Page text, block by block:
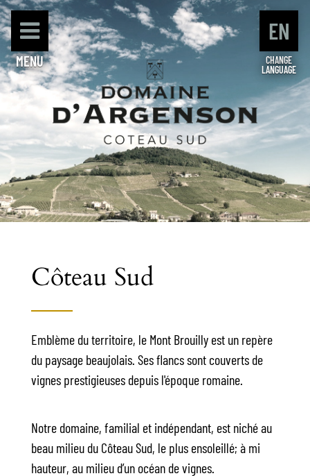
MENU
EN
CHANGE
LANGUAGE
Domaine d'Argenson
Côteau Sud
Emblème du territoire, le Mont Brouilly est un repère
du paysage beaujolais. Ses flancs sont couverts de
vignes prestigieuses depuis l'époque romaine.
Notre domaine, familial et indépendant, est niché au
beau milieu du Côteau Sud, le plus ensoleillé; à mi
hauteur, au milieu d’un océan de vignes.